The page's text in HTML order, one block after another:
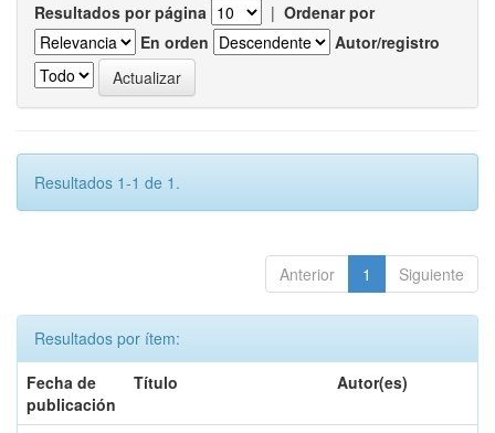
Resultados por página | Ordenar por
En orden
Autor/registro
Resultados 1-1 de 1.
Anterior 1 Siguiente
Resultados por ítem:
Fecha de
publicación
Título Autor(es)